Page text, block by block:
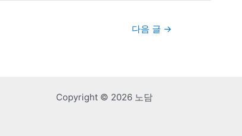
다음 글 →
Copyright © 2026 노담